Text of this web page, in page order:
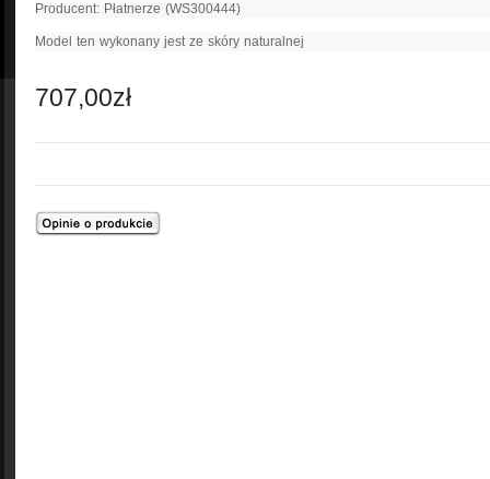
Producent: Płatnerze (WS300444)
Model ten wykonany jest ze skóry naturalnej
707,00zł